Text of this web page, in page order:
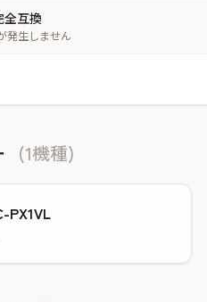
全互換
発生しません
(1機種)
PX1VL